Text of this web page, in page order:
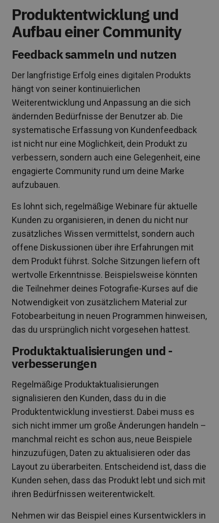
Produktentwicklung und
Aufbau einer Community
Feedback sammeln und nutzen
Der langfristige Erfolg eines digitalen Produkts
hängt von seiner kontinuierlichen
Weiterentwicklung und Anpassung an die sich
ändernden Bedürfnisse der Benutzer ab. Die
systematische Erfassung von Kundenfeedback
ist nicht nur eine Möglichkeit, dein Produkt zu
verbessern, sondern auch eine Gelegenheit, eine
engagierte Community rund um deine Marke
aufzubauen.
Es lohnt sich, regelmäßige Webinare für aktuelle
Kunden zu organisieren, in denen du nicht nur
zusätzliches Wissen vermittelst, sondern auch
offene Diskussionen über ihre Erfahrungen mit
dem Produkt führst. Solche Sitzungen liefern oft
wertvolle Erkenntnisse. Beispielsweise könnten
die Teilnehmer deines Fotografie-Kurses auf die
Notwendigkeit von zusätzlichem Material zur
Fotobearbeitung in neuen Programmen hinweisen,
das du ursprünglich nicht vorgesehen hattest.
Produktaktualisierungen und -
verbesserungen
Regelmäßige Produktaktualisierungen
signalisieren den Kunden, dass du in die
Produktentwicklung investierst. Dabei muss es
sich nicht immer um große Änderungen handeln –
manchmal reicht es schon aus, neue Beispiele
hinzuzufügen, Daten zu aktualisieren oder das
Layout zu überarbeiten. Entscheidend ist, dass die
Kunden sehen, dass das Produkt lebt und sich mit
ihren Bedürfnissen weiterentwickelt.
Nehmen wir das Beispiel eines Kursentwicklers in